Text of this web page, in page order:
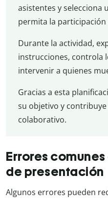
asistentes y selecciona
permita la participación
Durante la actividad,
instrucciones, controla
intervenir a quienes
Gracias a esta
su objetivo y
colaborativo.
Errores
de presentación
Algunos errores pueden